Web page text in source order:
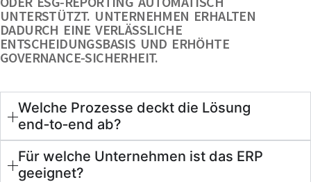
UNTERSTÜTZT. UNTERNEHMEN ERHALTEN
DADURCH EINE VERLÄSSLICHE
ENTSCHEIDUNGSBASIS UND ERHÖHTE
GOVERNANCE‑SICHERHEIT.
Welche Prozesse deckt die Lösung
end‑to‑end ab?
Für welche Unternehmen ist das ERP
geeignet?